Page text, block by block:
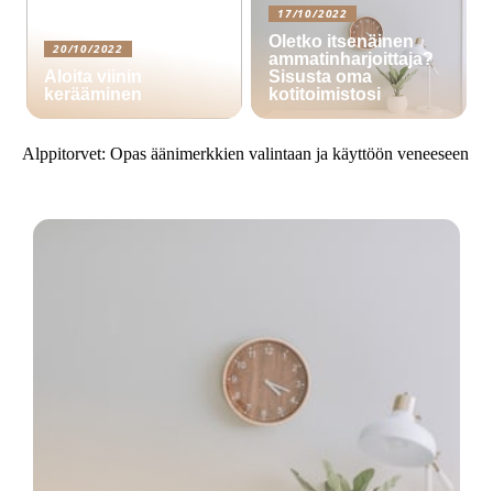
20/10/2022
Aloita viinin
kerääminen
17/10/2022
Oletko itsenäinen
ammatinharjoittaja?
Sisusta oma
kotitoimistosi
Alppitorvet: Opas äänimerkkien valintaan ja käyttöön veneeseen